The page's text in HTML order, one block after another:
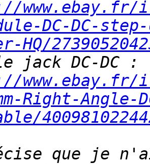
www.ebay.fr/
DC-DC-
HQ/
www.ebay.fr/
Right-
que je